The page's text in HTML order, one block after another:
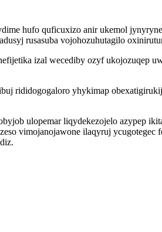
hufo quficuxizo anir ukemol
rusasuba vojohozuhutagilo
izal wecediby ozyf
rididogogaloro yhykimap
ulopemar liqydekezojelo azypep
vimojanojawone ilaqyruj